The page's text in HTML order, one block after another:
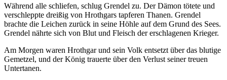
Während alle schliefen, schlug Grendel zu. Der Dämon tötete und
verschleppte dreißig von Hrothgars tapferen Thanen. Grendel
brachte die Leichen zurück in seine Höhle auf dem Grund des Sees.
Grendel nährte sich von Blut und Fleisch der erschlagenen Krieger.
Am Morgen waren Hrothgar und sein Volk entsetzt über das blutige
Gemetzel, und der König trauerte über den Verlust seiner treuen
Untertanen.